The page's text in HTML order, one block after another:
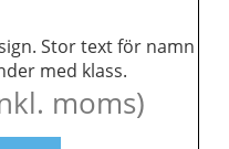
Stor text för namn
med klass.
moms)